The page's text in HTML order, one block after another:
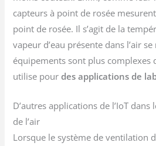
capteurs à point de rosée
point de rosée. Il s’agit de la
vapeur d’eau présente dans l’air
équipements sont plus complexes
utilise pour des applications de
D’autres applications de l’IoT
de l’air
Lorsque le système de ventilation